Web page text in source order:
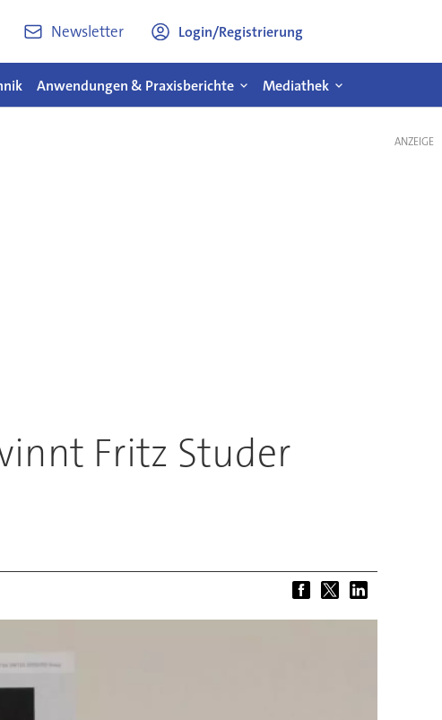
Newsletter Login/Registrierung
Anwendungen & Praxisberichte Mediathek
Fritz Studer
ANZEIGE